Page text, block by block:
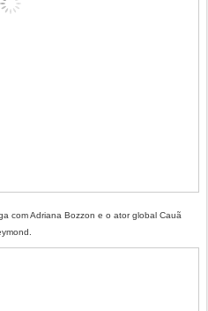
com Adriana Bozzon e o ator global Cauã